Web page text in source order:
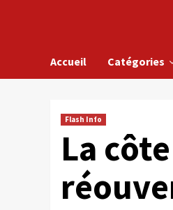
Accueil Catégories
Flash Info
La